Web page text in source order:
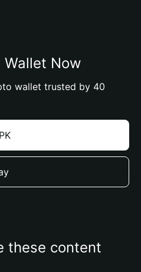
Now
wallet trusted by 40
these content